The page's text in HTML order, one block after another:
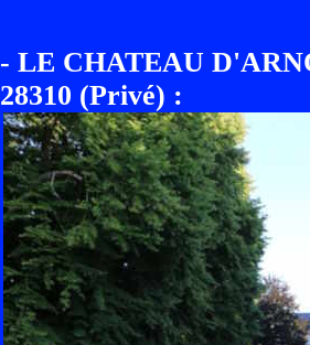
- LE CHATEAU
28310 (Privé) :